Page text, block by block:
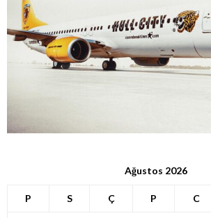
Ağustos 2026
P S Ç P C